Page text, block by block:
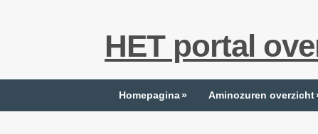
HET portal
Homepagina» Aminozuren overzicht